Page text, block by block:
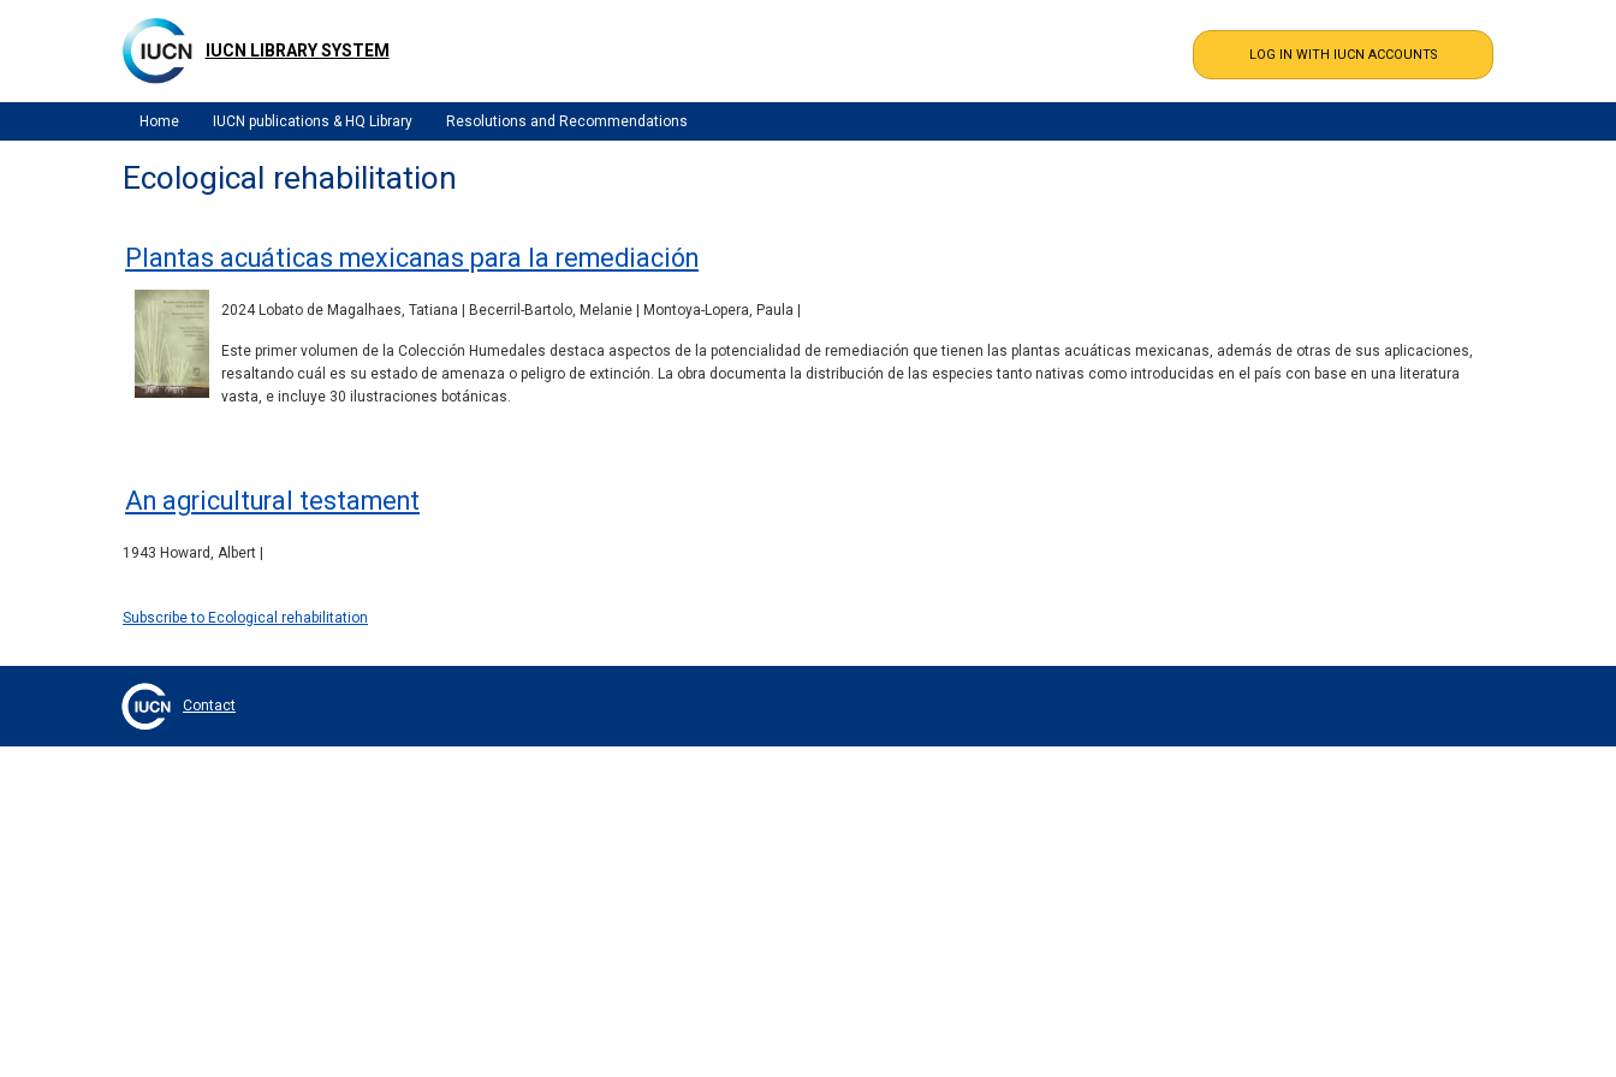
IUCN LIBRARY SYSTEM
Home IUCN publications & HQ Library Resolutions and Recommendations
Ecological rehabilitation
Plantas acuáticas mexicanas para la remediación
2024 Lobato de Magalhaes, Tatiana | Becerril-Bartolo, Melanie | Montoya-Lopera, Paula |
Este primer volumen de la Colección Humedales destaca aspectos de la potencialidad de remediación que tienen las plantas acuáticas mexicanas, además de otras de sus aplicaciones,
resaltando cuál es su estado de amenaza o peligro de extinción. La obra documenta la distribución de las especies tanto nativas como introducidas en el país con base en una literatura
vasta, e incluye 30 ilustraciones botánicas.
An agricultural testament
1943 Howard, Albert |
Subscribe to Ecological rehabilitation
Contact